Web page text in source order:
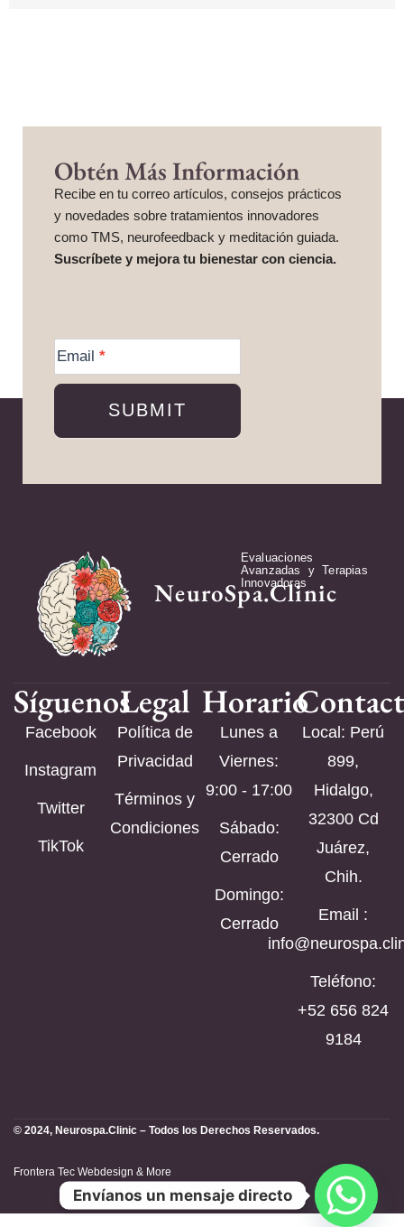
Obtén Más Información
Recibe en tu correo artículos, consejos prácticos
y novedades sobre tratamientos innovadores
como TMS, neurofeedback y meditación guiada.
Suscríbete y mejora tu bienestar con ciencia.
Information
Email *
SUBMIT
NeuroSpa.Clinic
Evaluaciones
Avanzadas y Terapias
Innovadoras
Síguenos
Facebook
Instagram
Twitter
TikTok
Legal
Política de
Privacidad
Términos y
Condiciones
Horario
Lunes a
Viernes:
9:00 - 17:00
Sábado:
Cerrado
Domingo:
Cerrado
Local: Perú
899,
Hidalgo,
32300 Cd
Juárez,
Chih.
Email :
Teléfono:
‪+52 656 824
9184‬
© 2024, Neurospa.Clinic – Todos los Derechos Reservados.
Frontera Tec Webdesign & More
Envíanos un mensaje directo